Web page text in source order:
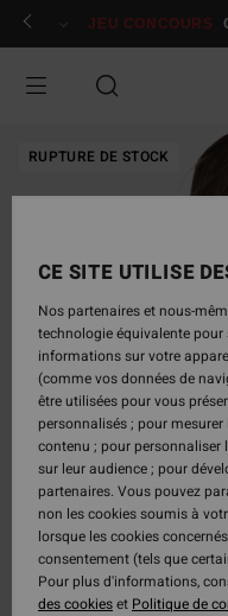
Passer
Se connecter /
JEU CONCOURS
RUPTURE DE STOCK
CE SITE UTILISE
Nos partenaires et nous-
technologie équivalente
informations sur votre
(comme vos données de
être utilisées pour vous
personnalisés ; pour
contenu ; pour personnaliser
sur leur audience ; pour
partenaires. Vous pouvez
non les cookies soumis à
lorsque les cookies
consentement (tels que
Pour plus d'informations,
des cookieset Politique de